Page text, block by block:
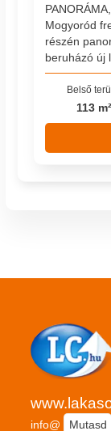
Mogyoród
részén
beruházó új
Belső
113 m²
info@
Mutasd